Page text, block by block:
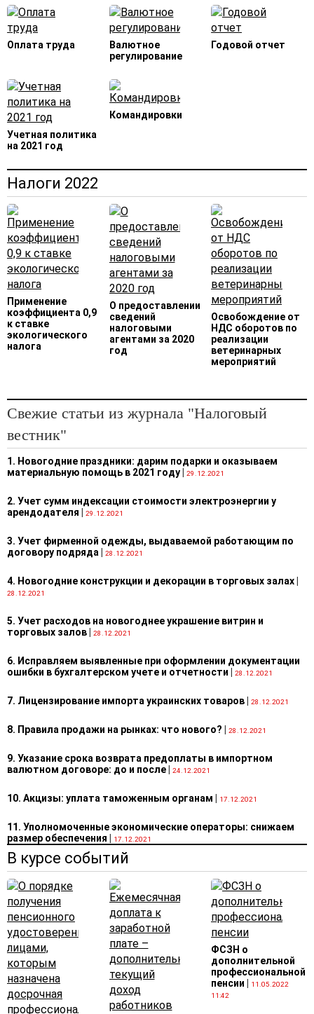
Оплата труда
Валютное
регулирование
Годовой отчет
Учетная политика
на 2021 год
Командировки
Налоги 2022
Применение
коэффициента 0,9
к ставке
экологического
налога
О предоставлении
сведений
налоговыми
агентами за 2020
год
Освобождение от
НДС оборотов по
реализации
ветеринарных
мероприятий
Свежие статьи из журнала "Налоговый
вестник"
1. Новогодние праздники: дарим подарки и оказываем
материальную помощь в 2021 году
29.12.2021
2. Учет сумм индексации стоимости электроэнергии у
арендодателя
29.12.2021
3. Учет фирменной одежды, выдаваемой работающим по
договору подряда
28.12.2021
4. Новогодние конструкции и декорации в торговых залах
28.12.2021
5. Учет расходов на новогоднее украшение витрин и
торговых залов
28.12.2021
6. Исправляем выявленные при оформлении документации
ошибки в бухгалтерском учете и отчетности
28.12.2021
7. Лицензирование импорта украинских товаров 28.12.2021
8. Правила продажи на рынках: что нового? 28.12.2021
9. Указание срока возврата предоплаты в импортном
валютном договоре: до и после
24.12.2021
10. Акцизы: уплата таможенным органам 17.12.2021
11. Уполномоченные экономические операторы: снижаем
размер обеспечения
17.12.2021
12. Типичные нарушения при учете курсовых и суммовых
разниц в 2021 году. Часть 2*
13. Формирование свободных розничных цен с учетом
конъюнктуры рынка (на основе оценки уровня цен
конкурентов)| 17.12.2021
14. Формирование цены на импортированный товар при
реализации оптом и в розницу
15. Как импортеру сформировать отпускную цену на
стройматериалы, если договор на поставку с покупателем
В курсе событий
ФСЗН о
дополнительной
профессиональной
пенсии
11.05.2022
11:42